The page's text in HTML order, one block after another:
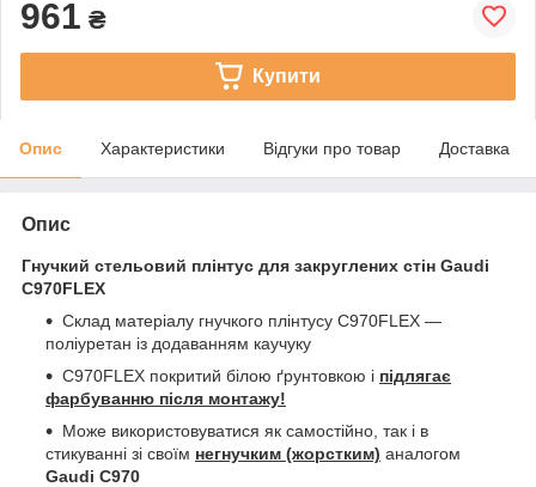
961 ₴
Купити
Опис Характеристики Відгуки про товар Доставка
Опис
Гнучкий стельовий плінтус для закруглених стін Gaudi
C970FLEX
Склад матеріалу гнучкого плінтусу C970FLEX —
поліуретан із додаванням каучуку
C970FLEX покритий білою ґрунтовкою і підлягає
фарбуванню після монтажу!
Може використовуватися як самостійно, так і в
стикуванні зі своїм негнучким (жорстким) аналогом
Gaudi C970